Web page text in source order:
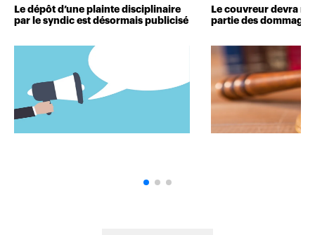
Le dépôt d’une plainte disciplinaire
par le syndic est désormais publicisé
Le couvreur devra
partie des dommages